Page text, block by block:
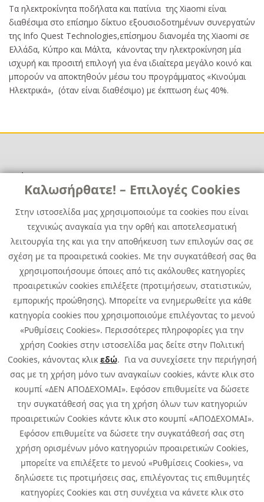
Καλωσήρθατε! – Επιλογές Cookies
Στην ιστοσελίδα μας χρησιμοποιούμε τα cookies που είναι
τεχνικώς αναγκαία για την ορθή και αποτελεσματική
λειτουργία της και για την αποθήκευση των επιλογών σας σε
σχέση με τα προαιρετικά cookies. Με την συγκατάθεσή σας θα
χρησιμοποιήσουμε όποιες από τις ακόλουθες κατηγορίες
προαιρετικών cookies επιλέξετε (προτιμήσεων, στατιστικών,
εμπορικής προώθησης). Μπορείτε να ενημερωθείτε για κάθε
κατηγορία cookies που χρησιμοποιούμε επιλέγοντας το μενού
«Ρυθμίσεις Cookies». Περισσότερες πληροφορίες για την
χρήση Cookies στην ιστοσελίδα μας δείτε στην Πολιτική
Cookies, κάνοντας κλικ εδώ. Για να συνεχίσετε την περιήγησή
σας με τη χρήση μόνο των αναγκαίων cookies, κάντε κλικ στο
κουμπί «ΔΕΝ ΑΠΟΔΕΧΟΜΑΙ». Εφόσον επιθυμείτε να δώσετε
την συγκατάθεσή σας για τη χρήση όλων των κατηγοριών
προαιρετικών Cookies κάντε κλικ στο κουμπί «ΑΠΟΔΕΧΟΜΑΙ».
Εφόσον επιθυμείτε να δώσετε την συγκατάθεσή σας στη
χρήση ορισμένων μόνο κατηγοριών προαιρετικών Cookies,
μπορείτε να επιλέξετε το μενού «Ρυθμίσεις Cookies», να
δηλώσετε τις προτιμήσεις σας, επιλέγοντας τις επιθυμητές
κατηγορίες Cookies και στη συνέχεια να κάνετε κλικ στο
Τα ηλεκτροκίνητα ποδήλατα και πατίνια της Xiaomi είναι
διαθέσιμα στο επίσημο δίκτυο εξουσιοδοτημένων συνεργατών
της Info Quest Technologies,επίσημου διανομέα της Xiaomi σε
Ελλάδα, Κύπρο και Μάλτα, κάνοντας την ηλεκτροκίνηση μία
ισχυρή και προσιτή επιλογή για ένα ιδιαίτερα μεγάλο κοινό και
μπορούν να αποκτηθούν μέσω του προγράμματος «Κινούμαι
Ηλεκτρικά», (όταν είναι διαθέσιμο) με έκπτωση έως 40%.
Χρήσιμα
Χρήσιμα
Επικοινωνία
Media Kit
Καριέρα
Όμιλος Quest
Site Map